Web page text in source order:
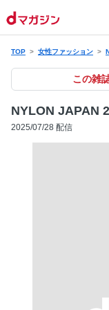
TOP 女性ファッション
この雑
NYLON JAPAN
2025/07/28 配信